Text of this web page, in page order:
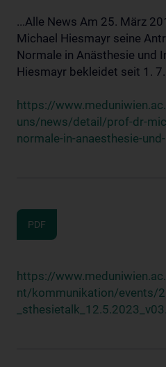
...Alle News Am 25. März
Michael Hiesmayr seine
Normale in Anästhesie und
Hiesmayr bekleidet seit 1.
https://
uns/news/detail/prof-dr-
normale-in-anaesthesie-
PDF
https://
nt/kommunikation/events/